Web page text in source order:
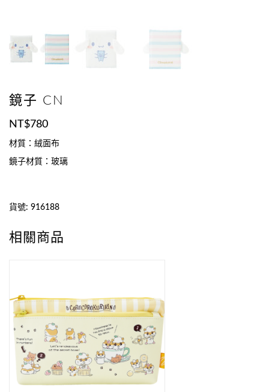
鏡子 CN
NT$780
材質：絨面布
鏡子材質：玻璃
貨號: 916188
相關商品